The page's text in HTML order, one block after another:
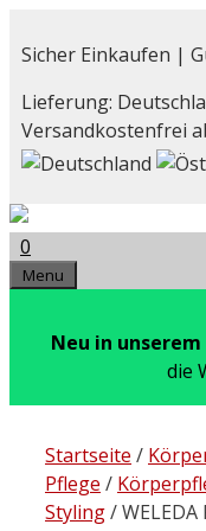
Inhalt
Sicher Einkaufen |
Lieferung:
Versandkostenfrei
0
Menu
Neu in
die
Startseite /
Pflege /
Styling/